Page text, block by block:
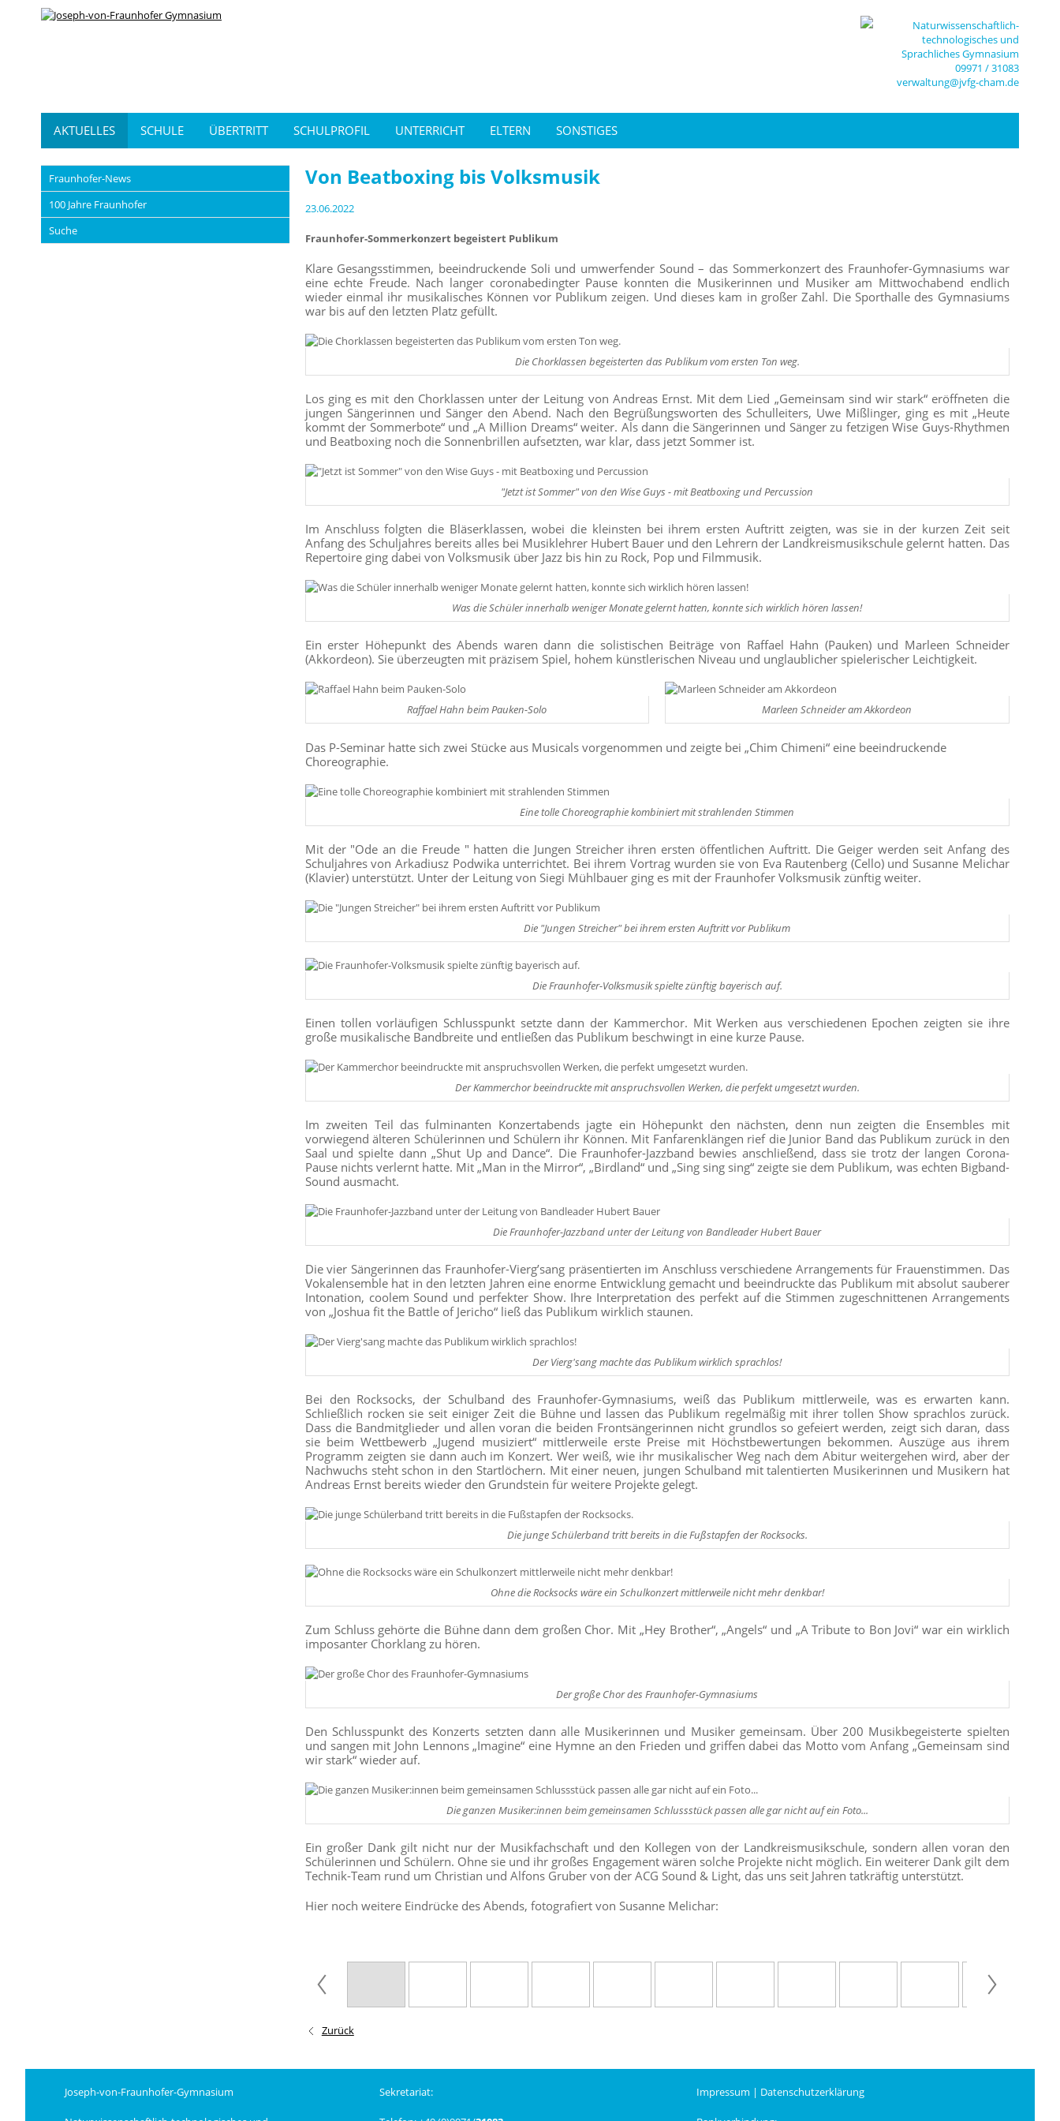
Naturwissenschaftlich-
technologisches und
Sprachliches Gymnasium
09971 / 31083
verwaltung@jvfg-cham.de
AKTUELLES SCHULE ÜBERTRITT SCHULPROFIL UNTERRICHT ELTERN SONSTIGES
Fraunhofer-News
100 Jahre Fraunhofer
Suche
Von Beatboxing bis Volksmusik
23.06.2022
Fraunhofer-Sommerkonzert begeistert Publikum
Klare Gesangsstimmen, beeindruckende Soli und umwerfender Sound – das Sommerkonzert des Fraunhofer-Gymnasiums war
eine echte Freude. Nach langer coronabedingter Pause konnten die Musikerinnen und Musiker am Mittwochabend endlich
wieder einmal ihr musikalisches Können vor Publikum zeigen. Und dieses kam in großer Zahl. Die Sporthalle des Gymnasiums
war bis auf den letzten Platz gefüllt.
Die Chorklassen begeisterten das Publikum vom ersten Ton weg.
Los ging es mit den Chorklassen unter der Leitung von Andreas Ernst. Mit dem Lied „Gemeinsam sind wir stark“ eröffneten die
jungen Sängerinnen und Sänger den Abend. Nach den Begrüßungsworten des Schulleiters, Uwe Mißlinger, ging es mit „Heute
kommt der Sommerbote“ und „A Million Dreams“ weiter. Als dann die Sängerinnen und Sänger zu fetzigen Wise Guys-Rhythmen
und Beatboxing noch die Sonnenbrillen aufsetzten, war klar, dass jetzt Sommer ist.
"Jetzt ist Sommer" von den Wise Guys - mit Beatboxing und Percussion
Im Anschluss folgten die Bläserklassen, wobei die kleinsten bei ihrem ersten Auftritt zeigten, was sie in der kurzen Zeit seit
Anfang des Schuljahres bereits alles bei Musiklehrer Hubert Bauer und den Lehrern der Landkreismusikschule gelernt hatten. Das
Repertoire ging dabei von Volksmusik über Jazz bis hin zu Rock, Pop und Filmmusik.
Was die Schüler innerhalb weniger Monate gelernt hatten, konnte sich wirklich hören lassen!
Ein erster Höhepunkt des Abends waren dann die solistischen Beiträge von Raffael Hahn (Pauken) und Marleen Schneider
(Akkordeon). Sie überzeugten mit präzisem Spiel, hohem künstlerischen Niveau und unglaublicher spielerischer Leichtigkeit.
Raffael Hahn beim Pauken-Solo Marleen Schneider am Akkordeon
Das P-Seminar hatte sich zwei Stücke aus Musicals vorgenommen und zeigte bei „Chim Chimeni“ eine beeindruckende
Choreographie.
Eine tolle Choreographie kombiniert mit strahlenden Stimmen
Mit der "Ode an die Freude " hatten die Jungen Streicher ihren ersten öffentlichen Auftritt. Die Geiger werden seit Anfang des
Schuljahres von Arkadiusz Podwika unterrichtet. Bei ihrem Vortrag wurden sie von Eva Rautenberg (Cello) und Susanne Melichar
(Klavier) unterstützt. Unter der Leitung von Siegi Mühlbauer ging es mit der Fraunhofer Volksmusik zünftig weiter.
Die "Jungen Streicher" bei ihrem ersten Auftritt vor Publikum
Die Fraunhofer-Volksmusik spielte zünftig bayerisch auf.
Einen tollen vorläufigen Schlusspunkt setzte dann der Kammerchor. Mit Werken aus verschiedenen Epochen zeigten sie ihre
große musikalische Bandbreite und entließen das Publikum beschwingt in eine kurze Pause.
Der Kammerchor beeindruckte mit anspruchsvollen Werken, die perfekt umgesetzt wurden.
Im zweiten Teil das fulminanten Konzertabends jagte ein Höhepunkt den nächsten, denn nun zeigten die Ensembles mit
vorwiegend älteren Schülerinnen und Schülern ihr Können. Mit Fanfarenklängen rief die Junior Band das Publikum zurück in den
Saal und spielte dann „Shut Up and Dance“. Die Fraunhofer-Jazzband bewies anschließend, dass sie trotz der langen Corona-
Pause nichts verlernt hatte. Mit „Man in the Mirror“, „Birdland“ und „Sing sing sing“ zeigte sie dem Publikum, was echten Bigband-
Sound ausmacht.
Die Fraunhofer-Jazzband unter der Leitung von Bandleader Hubert Bauer
Die vier Sängerinnen das Fraunhofer-Vierg’sang präsentierten im Anschluss verschiedene Arrangements für Frauenstimmen. Das
Vokalensemble hat in den letzten Jahren eine enorme Entwicklung gemacht und beeindruckte das Publikum mit absolut sauberer
Intonation, coolem Sound und perfekter Show. Ihre Interpretation des perfekt auf die Stimmen zugeschnittenen Arrangements
von „Joshua fit the Battle of Jericho“ ließ das Publikum wirklich staunen.
Der Vierg'sang machte das Publikum wirklich sprachlos!
Bei den Rocksocks, der Schulband des Fraunhofer-Gymnasiums, weiß das Publikum mittlerweile, was es erwarten kann.
Schließlich rocken sie seit einiger Zeit die Bühne und lassen das Publikum regelmäßig mit ihrer tollen Show sprachlos zurück.
Dass die Bandmitglieder und allen voran die beiden Frontsängerinnen nicht grundlos so gefeiert werden, zeigt sich daran, dass
sie beim Wettbewerb „Jugend musiziert“ mittlerweile erste Preise mit Höchstbewertungen bekommen. Auszüge aus ihrem
Programm zeigten sie dann auch im Konzert. Wer weiß, wie ihr musikalischer Weg nach dem Abitur weitergehen wird, aber der
Nachwuchs steht schon in den Startlöchern. Mit einer neuen, jungen Schulband mit talentierten Musikerinnen und Musikern hat
Andreas Ernst bereits wieder den Grundstein für weitere Projekte gelegt.
Die junge Schülerband tritt bereits in die Fußstapfen der Rocksocks.
Ohne die Rocksocks wäre ein Schulkonzert mittlerweile nicht mehr denkbar!
Zum Schluss gehörte die Bühne dann dem großen Chor. Mit „Hey Brother“, „Angels“ und „A Tribute to Bon Jovi“ war ein wirklich
imposanter Chorklang zu hören.
Der große Chor des Fraunhofer-Gymnasiums
Den Schlusspunkt des Konzerts setzten dann alle Musikerinnen und Musiker gemeinsam. Über 200 Musikbegeisterte spielten
und sangen mit John Lennons „Imagine“ eine Hymne an den Frieden und griffen dabei das Motto vom Anfang „Gemeinsam sind
wir stark“ wieder auf.
Die ganzen Musiker:innen beim gemeinsamen Schlussstück passen alle gar nicht auf ein Foto...
Ein großer Dank gilt nicht nur der Musikfachschaft und den Kollegen von der Landkreismusikschule, sondern allen voran den
Schülerinnen und Schülern. Ohne sie und ihr großes Engagement wären solche Projekte nicht möglich. Ein weiterer Dank gilt dem
Technik-Team rund um Christian und Alfons Gruber von der ACG Sound & Light, das uns seit Jahren tatkräftig unterstützt.
Hier noch weitere Eindrücke des Abends, fotografiert von Susanne Melichar:
Zurück
Joseph-von-Fraunhofer-Gymnasium Sekretariat: Impressum | Datenschutzerklärung